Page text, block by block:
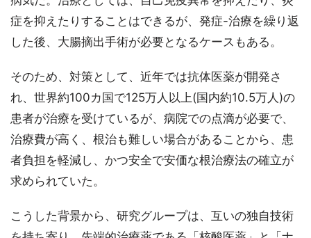
症を抑えたりすることはできるが、発症-治療を繰り返
した後、大腸摘出手術が必要となるケースもある。
そのため、対策として、近年では抗体医薬が開発さ
れ、世界約100カ国で125万人以上(国内約10.5万人)の
患者が治療を受けているが、病院での点滴が必要で、
治療費が高く、根治も難しい場合があることから、患
者負担を軽減し、かつ安全で安価な根治療法の確立が
求められていた。
こうした背景から、研究グループは、互いの独自技術